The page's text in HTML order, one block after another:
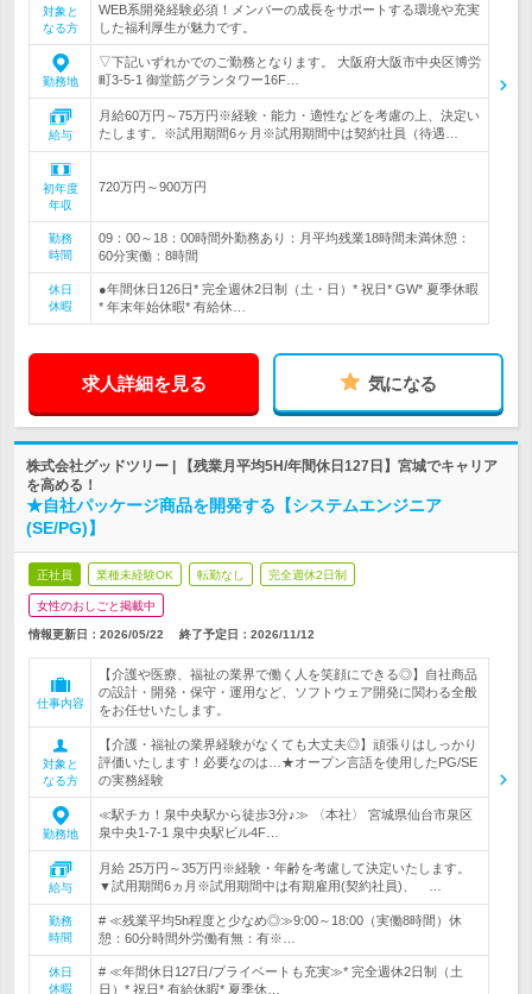
対象と
なる方
WEB系開発経験必須！メンバーの成長をサポートする環境や充実
した福利厚生が魅力です。
勤務地
▽下記いずれかでのご勤務となります。 大阪府大阪市中央区博労
町3-5-1 御堂筋グランタワー16F…
給与
月給60万円～75万円※経験・能力・適性などを考慮の上、決定い
たします。※試用期間6ヶ月※試用期間中は契約社員（待遇…
初年度
年収
720万円～900万円
勤務
時間
09：00～18：00時間外勤務あり：月平均残業18時間未満休憩：
60分実働：8時間
休日
休暇
●年間休日126日* 完全週休2日制（土・日）* 祝日* GW* 夏季休暇
* 年末年始休暇* 有給休…
求人詳細を見る 気になる
株式会社グッドツリー | 【残業月平均5H/年間休日127日】宮城でキャリア
を高める！
★自社パッケージ商品を開発する【システムエンジニア
(SE/PG)】
正社員 業種未経験OK 転勤なし 完全週休2日制
女性のおしごと掲載中
情報更新日：2026/05/22 終了予定日： 2026/11/12
仕事内容
【介護や医療、福祉の業界で働く人を笑顔にできる◎】自社商品
の設計・開発・保守・運用など、ソフトウェア開発に関わる全般
をお任せいたします。
対象と
なる方
【介護・福祉の業界経験がなくても大丈夫◎】頑張りはしっかり
評価いたします！必要なのは…★オープン言語を使用したPG/SE
の実務経験
勤務地
≪駅チカ！泉中央駅から徒歩3分♪≫ 〈本社〉 宮城県仙台市泉区
泉中央1-7-1 泉中央駅ビル4F…
給与
月給 25万円～35万円※経験・年齢を考慮して決定いたします。
▼試用期間6ヵ月※試用期間中は有期雇用(契約社員)、 …
勤務
時間
# ≪残業平均5h程度と少なめ◎≫9:00～18:00（実働8時間）休
憩：60分時間外労働有無：有※…
休日
休暇
# ≪年間休日127日/プライベートも充実≫* 完全週休2日制（土
日）* 祝日* 有給休暇* 夏季休…